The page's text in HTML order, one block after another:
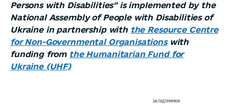
Persons with Disabilities" is implemented by the
National Assembly of People with Disabilities of
Ukraine in partnership with the Resource Centre
for Non-Governmental Organisations with
funding from the Humanitarian Fund for
Ukraine (UHF)